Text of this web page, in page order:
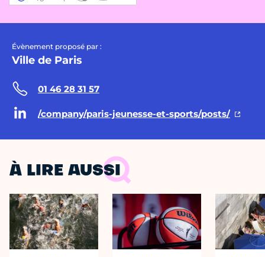
Évènement proposé par :
Ville de Paris
01 46 28 31 57
/company/paris-jeunesse-et-sports/posts/
À LIRE AUSSI